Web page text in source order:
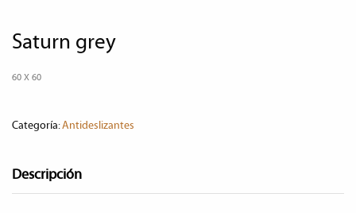
saturn grey
60 X 60
Categoría:Antideslizantes
Descripción